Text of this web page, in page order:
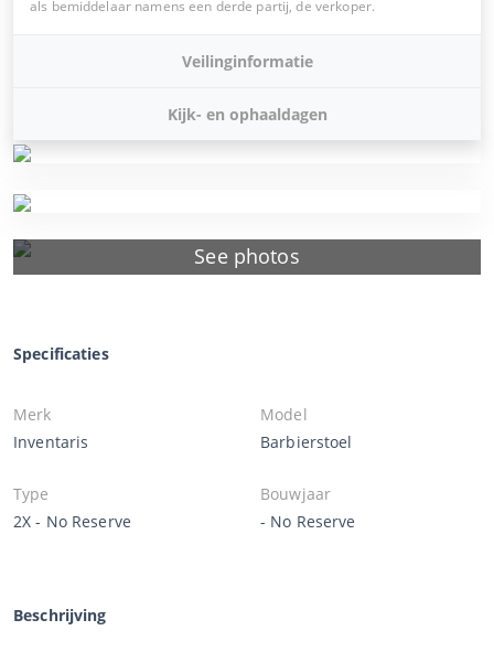
See photos
als bemiddelaar namens een derde partij, de verkoper.
Veilinginformatie
Kijk- en ophaaldagen
Specificaties
Merk
Inventaris
Model
Barbierstoel
Type
2X - No Reserve
Bouwjaar
- No Reserve
Beschrijving